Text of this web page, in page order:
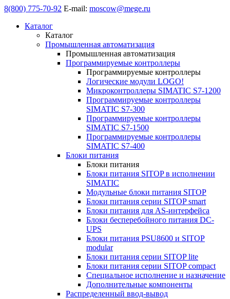
8(800) 775-70-92 E-mail: moscow@mege.ru
Каталог
Каталог
Промышленная автоматизация
Промышленная автоматизация
Программируемые контроллеры
Программируемые контроллеры
Логические модули LOGO!
Микроконтроллеры SIMATIC S7-1200
Программируемые контроллеры
SIMATIC S7-300
Программируемые контроллеры
SIMATIC S7-1500
Программируемые контроллеры
SIMATIC S7-400
Блоки питания
Блоки питания
Блоки питания SITOP в исполнении
SIMATIC
Модульные блоки питания SITOP
Блоки питания серии SITOP smart
Блоки питания для AS-интерфейса
Блоки бесперебойного питания DC-
UPS
Блоки питания PSU8600 и SITOP
modular
Блоки питания серии SITOP lite
Блоки питания серии SITOP compact
Специальное исполнение и назначение
Дополнительные компоненты
Распределенный ввод-вывод